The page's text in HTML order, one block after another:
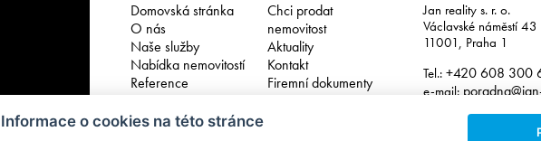
Domovská stránka
O nás
Naše služby
Nabídka nemovitostí
Reference
Chci prodat
nemovitost
Aktuality
Kontakt
Firemní dokumenty
Jan reality s. r. o.
Václavské náměstí 43
11001, Praha 1
Tel.:+420 608 300
e-mail:
IČO: 29057752
Informace o cookies na této stránce